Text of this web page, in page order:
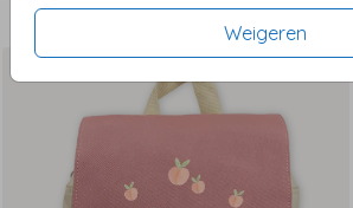
Weigeren
Dit vind je misschien ook leuk